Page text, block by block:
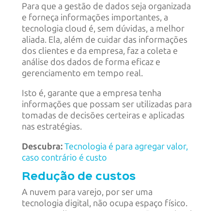
Para que a gestão de dados seja organizada
e forneça informações importantes, a
tecnologia cloud é, sem dúvidas, a melhor
aliada. Ela, além de cuidar das informações
dos clientes e da empresa, faz a coleta e
análise dos dados de forma eficaz e
gerenciamento em tempo real.
Isto é, garante que a empresa tenha
informações que possam ser utilizadas para
tomadas de decisões certeiras e aplicadas
nas estratégias.
Descubra:Tecnologia é para agregar valor,
caso contrário é custo
Redução de custos
A nuvem para varejo, por ser uma
tecnologia digital, não ocupa espaço físico.